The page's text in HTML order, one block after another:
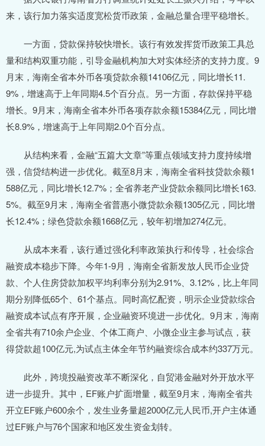
来，该行加力落实适度宽松货币政策，金融总量合理平稳增长。
一方面，贷款保持较快增长。该行有效发挥货币政策工具总
量和结构双重功能，引导金融机构加大对实体经济的支持力度。9
月末，海南全省本外币各项贷款余额14106亿元，同比增长11.
9%，增速高于上年同期4.5个百分点。另一方面，存款保持平稳
增长。9月末，海南全省本外币各项存款余额15384亿元，同比增
长8.9%，增速高于上年同期2.0个百分点。
从结构来看，金融“五篇大文章”等重点领域支持力度持续增
强，信贷结构进一步优化。截至8月末，海南全省科技贷款余额1
588亿元，同比增长12.7%；全省养老产业贷款余额同比增长163.
5%。截至9月末，海南全省普惠小微贷款余额1305亿元，同比增
长12.4%；绿色贷款余额1668亿元，较年初增加274亿元。
从成本来看，该行通过强化利率政策执行和传导，社会综合
融资成本稳步下降。今年1-9月，海南全省新发放人民币企业贷
款、个人住房贷款加权平均利率分别为2.91%、3.12%，比上年同
期分别降低65个、61个基点。同时高忆配资，明示企业贷款综合
融资成本试点有序开展，企业融资环境进一步优化。9月末，海南
全省共有710余户企业、个体工商户、小微企业主参与试点，获
得贷款超100亿元,为试点主体全年节约融资综合成本约337万元。
此外，跨境投融资改革不断深化，自贸港金融对外开放水平
进一步提升。其中，EF账户扩面增量，截至9月末，海南全省共
开立EF账户600余个，发生业务量超2000亿元人民币,开户主体通
过EF账户与76个国家和地区发生资金划转。